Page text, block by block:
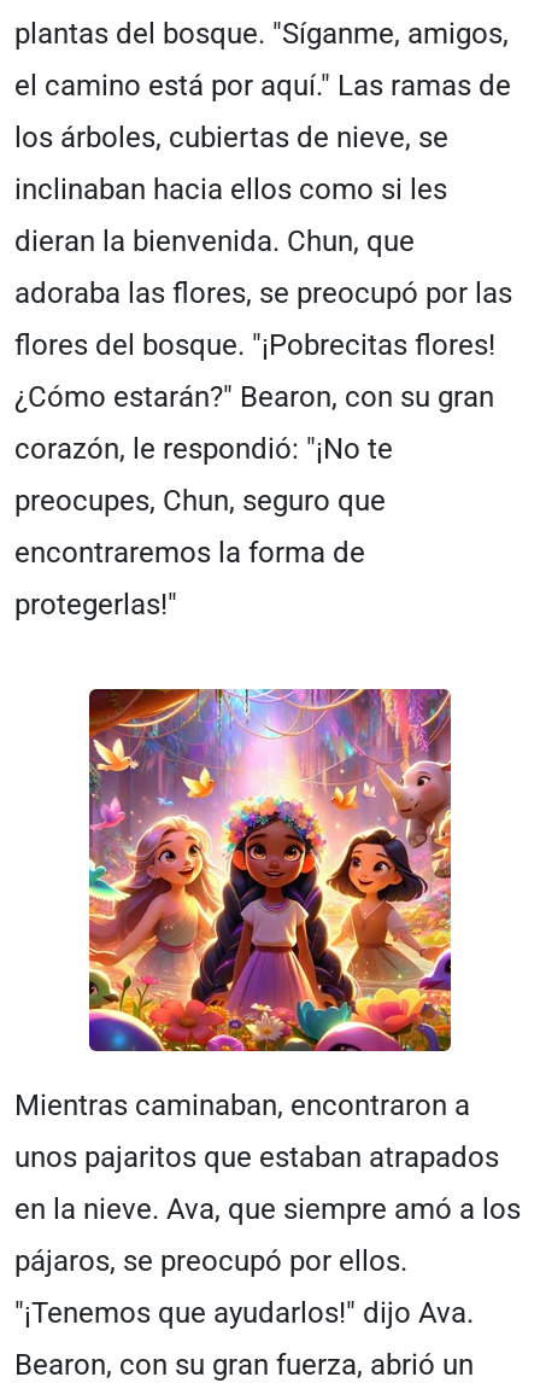
plantas del bosque. "Síganme, amigos,
el camino está por aquí." Las ramas de
los árboles, cubiertas de nieve, se
inclinaban hacia ellos como si les
dieran la bienvenida. Chun, que
adoraba las flores, se preocupó por las
flores del bosque. "¡Pobrecitas flores!
¿Cómo estarán?" Bearon, con su gran
corazón, le respondió: "¡No te
preocupes, Chun, seguro que
encontraremos la forma de
protegerlas!"
Mientras caminaban, encontraron a
unos pajaritos que estaban atrapados
en la nieve. Ava, que siempre amó a los
pájaros, se preocupó por ellos.
"¡Tenemos que ayudarlos!" dijo Ava.
Bearon, con su gran fuerza, abrió un